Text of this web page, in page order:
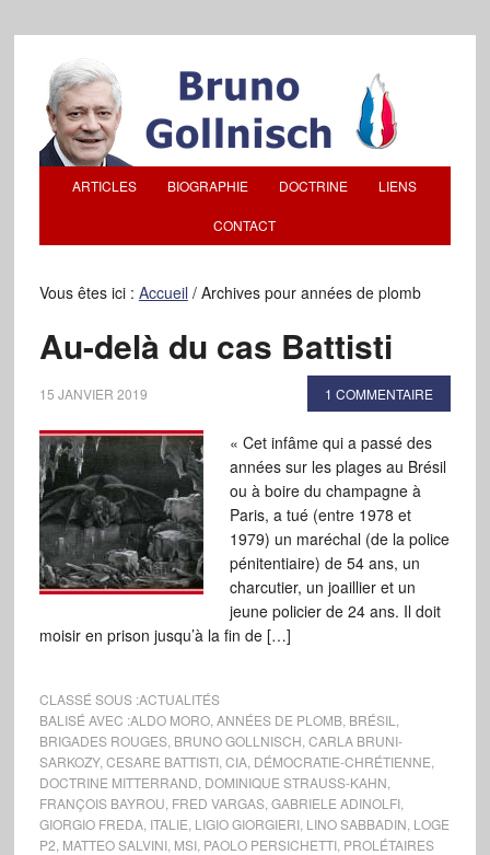
ARTICLES BIOGRAPHIE DOCTRINE LIENS
CONTACT
Vous êtes ici : Accueil /Archives pour années de plomb
Au-delà du cas Battisti
15 JANVIER 2019 1 COMMENTAIRE
« Cet infâme qui a passé des
années sur les plages au Brésil
ou à boire du champagne à
Paris, a tué (entre 1978 et
1979) un maréchal (de la police
pénitentiaire) de 54 ans, un
charcutier, un joaillier et un
jeune policier de 24 ans. Il doit
moisir en prison jusqu’à la fin de […]
CLASSÉ SOUS :ACTUALITÉS
BALISÉ AVEC :ALDO MORO, ANNÉES DE PLOMB, BRÉSIL
BRIGADES ROUGES, BRUNO GOLLNISCH CARLA BRUNI-
SARKOZY, CESARE BATTISTI, CIA, DÉMOCRATIE-CHRÉTIENNE
DOCTRINE MITTERRAND DOMINIQUE STRAUSS-KAHN
FRANÇOIS BAYROU FRED VARGAS, GABRIELE ADINOLFI,
GIORGIO FREDA, ITALIE LIGIO GIORGIERI, LINO SABBADIN LOGE
P2 MATTEO SALVINI, MSI, PAOLO PERSICHETTI, PROLÉTAIRES